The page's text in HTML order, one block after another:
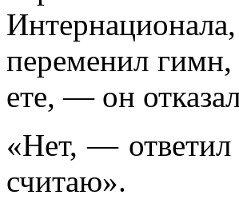
переменил
ете, — он
«Нет, —
считаю».